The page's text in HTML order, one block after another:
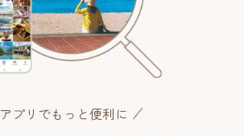
アプリでもっと便利に